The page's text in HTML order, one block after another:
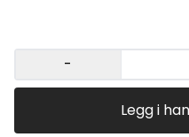
-
Legg i